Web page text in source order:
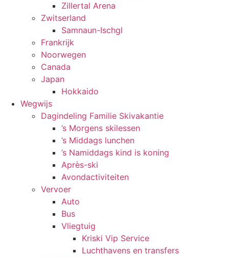
Zillertal Arena
Zwitserland
Samnaun-Ischgl
Frankrijk
Noorwegen
Canada
Japan
Hokkaido
Wegwijs
Dagindeling Familie Skivakantie
’s Morgens skilessen
’s Middags lunchen
’s Namiddags kind is koning
Après-ski
Avondactiviteiten
Vervoer
Auto
Bus
Vliegtuig
Kriski Vip Service
Luchthavens en transfers